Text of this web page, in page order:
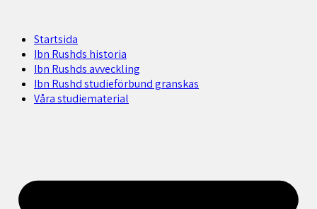
Startsida
Ibn Rushds historia
Ibn Rushds avveckling
Ibn Rushd studieförbund granskas​
Våra studiematerial